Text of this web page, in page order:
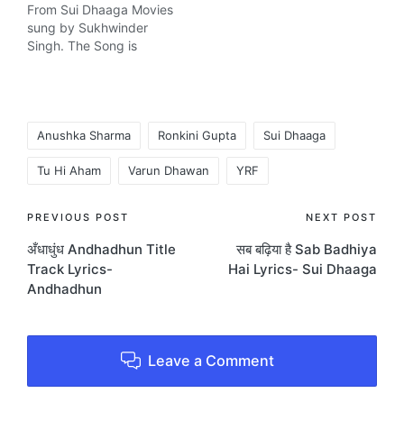
From Sui Dhaaga Movies
sung by Sukhwinder
Singh. The Song is
Anushka Sharma Ronkini Gupta Sui Dhaaga
Tu Hi Aham Varun Dhawan YRF
Post
navigation
PREVIOUS POST
अँधाधुंध Andhadhun Title
Track Lyrics-
Andhadhun
NEXT POST
सब बढ़िया है Sab Badhiya
Hai Lyrics- Sui Dhaaga
Leave a Comment